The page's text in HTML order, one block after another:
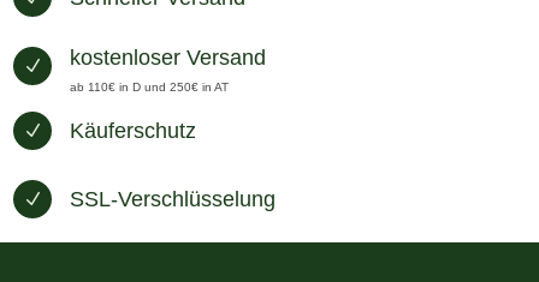
N kostenloser Versand
ab 110€ in D und 250€ in AT
N Käuferschutz
N SSL-Verschlüsselung